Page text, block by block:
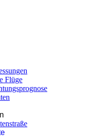
Flüge